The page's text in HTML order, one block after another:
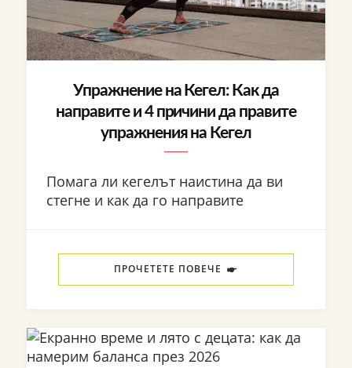
Упражнение на Кегел: Как да
направите и 4 причини да правите
упражнения на Кегел
Помага ли кегелът наистина да ви
стегне и как да го направите
ПРОЧЕТЕТЕ ПОВЕЧЕ